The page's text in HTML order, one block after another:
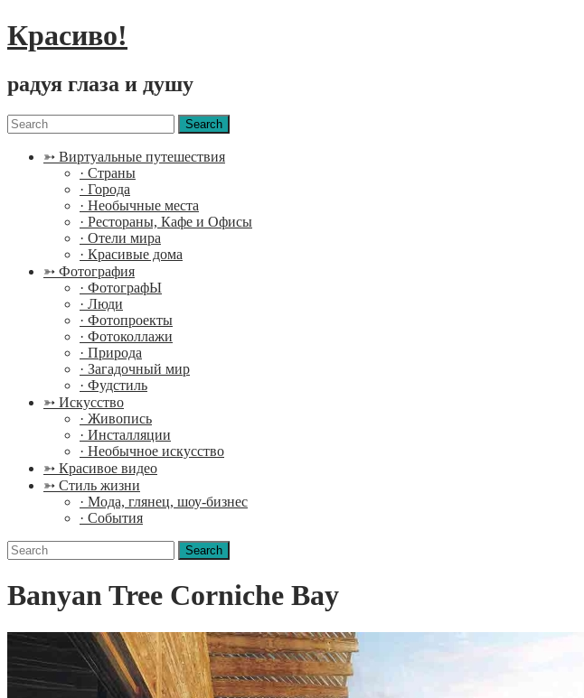
Красиво!
радуя глаза и душу
Menu
Search
for:
➳ Виртуальные путешествия
· Страны
· Города
· Необычные места
· Рестораны, Кафе и Офисы
· Отели мира
· Красивые дома
➳ Фотография
· ФотографЫ
· Люди
· Фотопроекты
· Фотоколлажи
· Природа
· Загадочный мир
· Фудстиль
➳ Искусство
· Живопись
· Инсталляции
· Необычное искусство
➳ Красивое видео
➳ Стиль жизни
· Мода, глянец, шоу-бизнес
· События
Search
for:
Banyan Tree Corniche Bay